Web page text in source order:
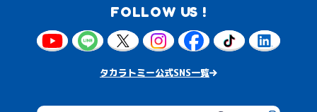
FOLLOW US !
タカラトミー公式SNS一覧